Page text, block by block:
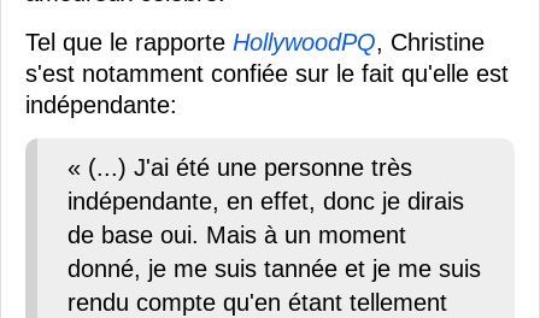
Tel que le rapporte HollywoodPQ, Christine
s'est notamment confiée sur le fait qu'elle est
indépendante:
« (...) J'ai été une personne très
indépendante, en effet, donc je dirais
de base oui. Mais à un moment
donné, je me suis tannée et je me suis
rendu compte qu'en étant tellement